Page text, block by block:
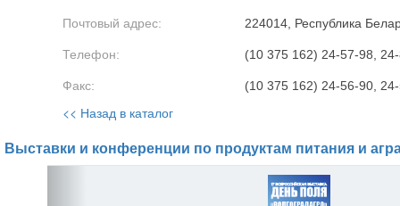
Почтовый адрес: 224014, Республика
Телефон: (10 375 162) 24-57-98,
Факс: (10 375 162) 24-56-90,
<< Назад в каталог
Выставки и конференции по продуктам питания и